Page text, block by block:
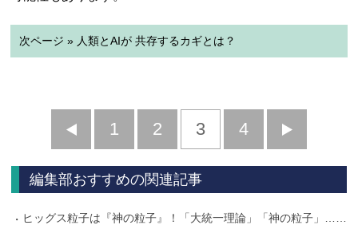
次ページ » 人類とAIが 共存するカギとは？
前
へ
1 2 3 4
へ
編集部おすすめの関連記事
ヒッグス粒子は『神の粒子』！「大統一理論」「神の粒子」……